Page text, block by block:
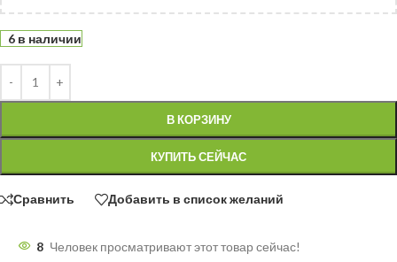
6 в наличии
В КОРЗИНУ
КУПИТЬ СЕЙЧАС
Сравнить Добавить в список желаний
8 Человек просматривают этот товар сейчас!